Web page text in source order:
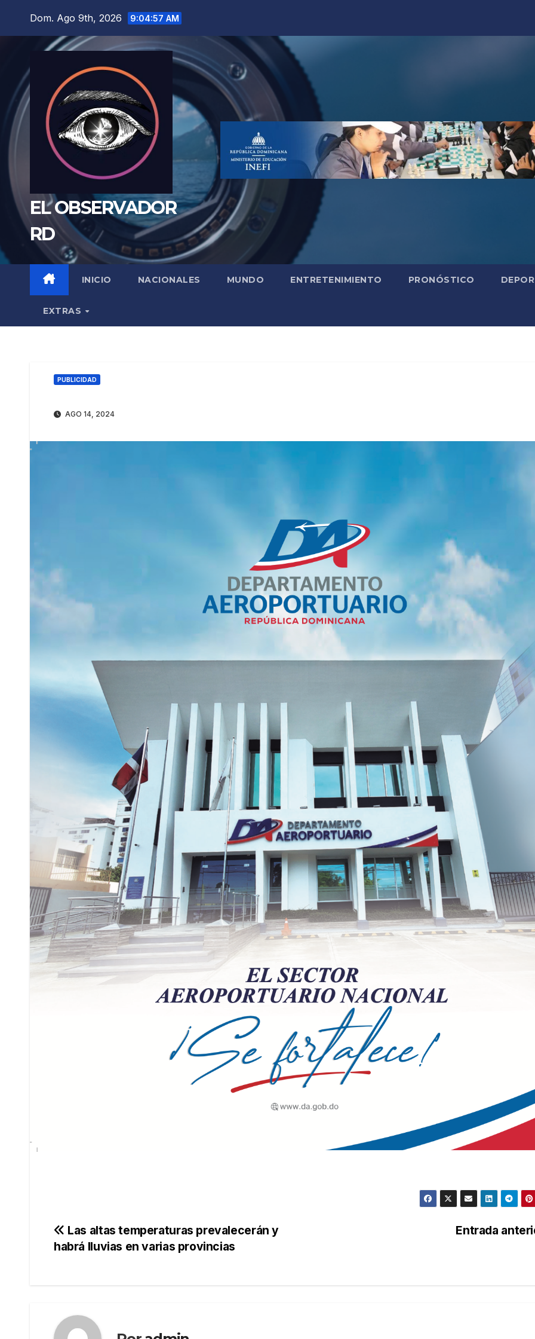
Dom. Ago 9th, 2026 9:04:58 AM
EL OBSERVADOR
RD
INICIO NACIONALES MUNDO ENTRETENIMIENTO PRONÓSTICO
EXTRAS
PUBLICIDAD
AGO 14, 2024
Navegación
Entrada
Las altas temperaturas prevalecerán y
habrá lluvias en varias provincias